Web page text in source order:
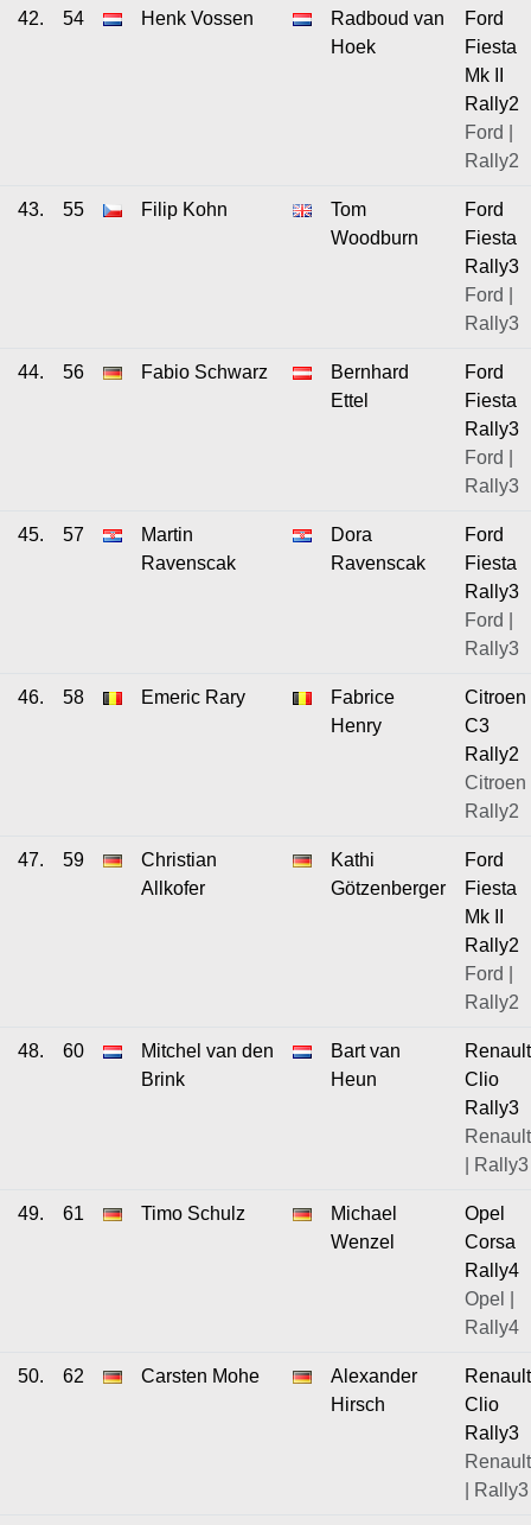
42. 54 Henk Vossen
Radboud van
Hoek
Ford
Fiesta
Mk II
Rally2
Ford |
Rally2
43. 55 Filip Kohn
Tom
Woodburn
Ford
Fiesta
Rally3
Ford |
Rally3
44. 56 Fabio Schwarz
Bernhard
Ettel
Ford
Fiesta
Rally3
Ford |
Rally3
45. 57
Martin
Ravenscak
Dora
Ravenscak
Ford
Fiesta
Rally3
Ford |
Rally3
46. 58 Emeric Rary
Fabrice
Henry
Citroen
C3
Rally2
Citroen
Rally2
47. 59
Christian
Allkofer
Kathi
Götzenberger
Ford
Fiesta
Mk II
Rally2
Ford |
Rally2
48. 60
Mitchel van den
Brink
Bart van
Heun
Renault
Clio
Rally3
Renault
| Rally3
49. 61 Timo Schulz
Michael
Wenzel
Opel
Corsa
Rally4
Opel |
Rally4
50. 62 Carsten Mohe
Alexander
Hirsch
Renault
Clio
Rally3
Renault
| Rally3